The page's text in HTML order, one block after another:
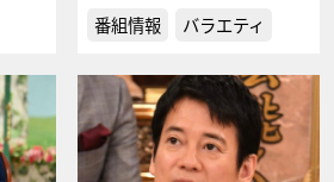
番組情報 バラエティ